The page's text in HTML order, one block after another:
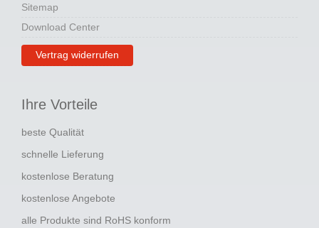
Sitemap
Download Center
Vertrag widerrufen
Ihre Vorteile
beste Qualität
schnelle Lieferung
kostenlose Beratung
kostenlose Angebote
alle Produkte sind RoHS konform